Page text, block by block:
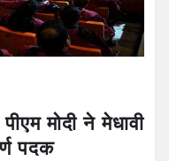
मोदी ने मेधावी
पदक